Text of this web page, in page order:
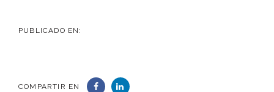
PUBLICADO EN:
COMPARTIR EN